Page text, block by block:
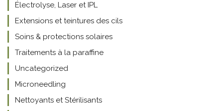
Électrolyse, Laser et IPL
Extensions et teintures des cils
Soins & protections solaires
Traitements à la paraffine
Uncategorized
Microneedling
Nettoyants et Stérilisants